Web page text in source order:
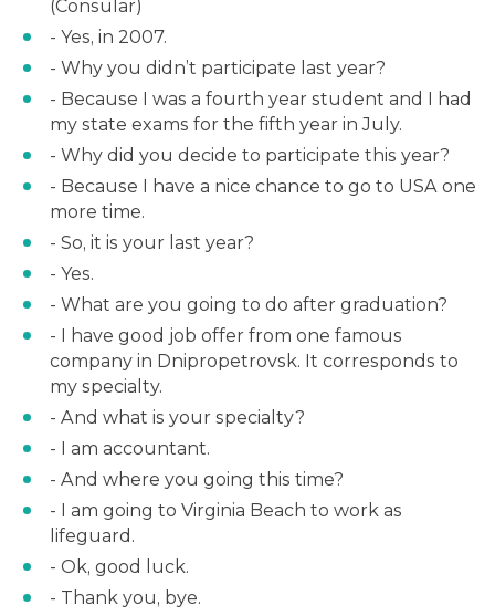
(Consular)
- Yes, in 2007.
- Why you didn’t participate last year?
- Because I was a fourth year student and I had
my state exams for the fifth year in July.
- Why did you decide to participate this year?
- Because I have a nice chance to go to USA one
more time.
- So, it is your last year?
- Yes.
- What are you going to do after graduation?
- I have good job offer from one famous
company in Dnipropetrovsk. It corresponds to
my specialty.
- And what is your specialty?
- I am accountant.
- And where you going this time?
- I am going to Virginia Beach to work as
lifeguard.
- Ok, good luck.
- Thank you, bye.